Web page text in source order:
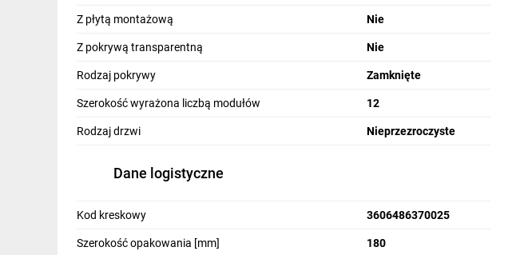
Łatwa instalacja
Z płytą montażową Nie
Z pokrywą transparentną Nie
Rodzaj pokrywy Zamknięte
Szerokość wyrażona liczbą modułów 12
Rodzaj drzwi Nieprzezroczyste
Dane logistyczne
Kod kreskowy 3606486370025
Szerokość opakowania [mm] 180